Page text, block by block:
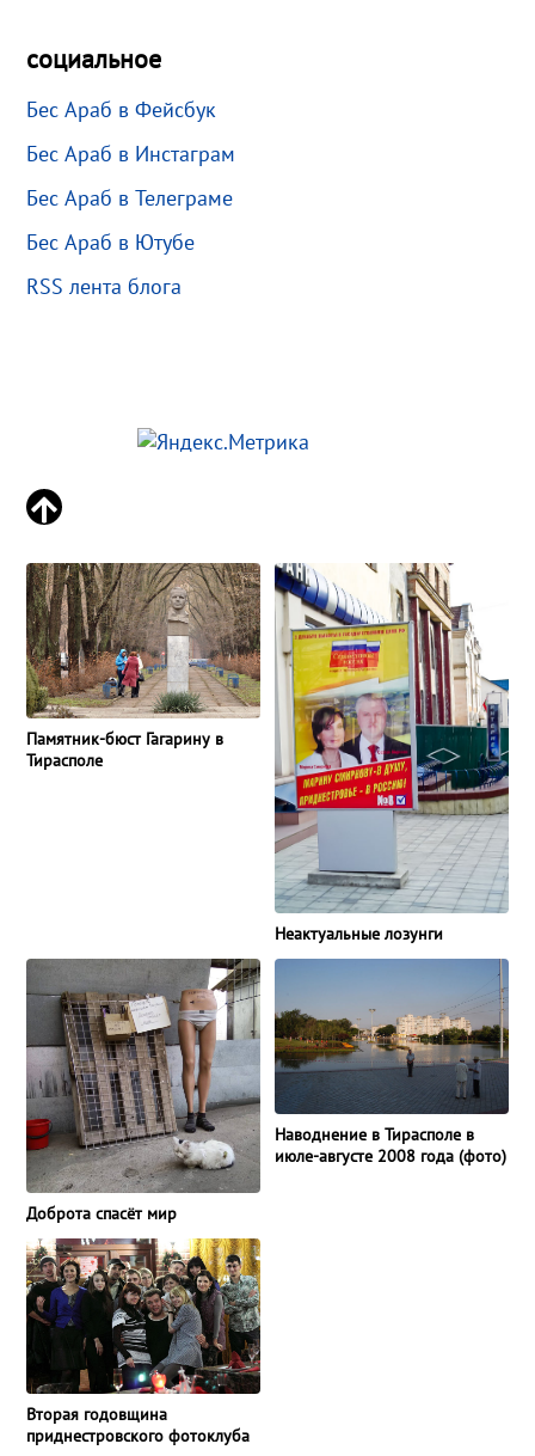
социальное
Бес Араб в Фейсбук
Бес Араб в Инстаграм
Бес Араб в Телеграме
Бес Араб в Ютубе
RSS лента блога
Памятник-бюст Гагарину в
Тирасполе
Неактуальные лозунги
Доброта спасёт мир
Наводнение в Тирасполе в
июле-августе 2008 года (фото)
Вторая годовщина
приднестровского фотоклуба